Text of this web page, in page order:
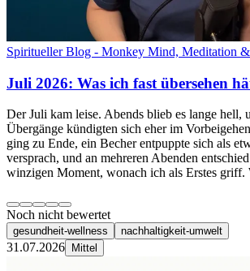
Spiritueller Blog - Monkey Mind, Meditation
Juli 2026: Was ich fast übersehen
Der Juli kam leise. Abends blieb es lange hell,
Übergänge kündigten sich eher im
ging zu Ende, ein Becher entpuppte sich als
versprach, und an mehreren Abenden
winzigen Moment, wonach ich als Erstes griff.
Noch nicht bewertet
gesundheit-wellness nachhaltigkeit-umwelt
31.07.2026 Mittel